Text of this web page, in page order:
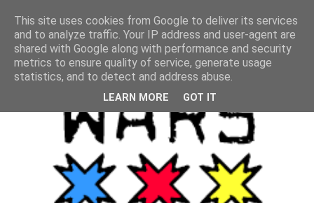
This site uses cookies from Google to deliver its services
and to analyze traffic. Your IP address and user-agent are
shared with Google along with performance and security
metrics to ensure quality of service, generate usage
statistics, and to detect and address abuse.
LEARN MORE GOT IT